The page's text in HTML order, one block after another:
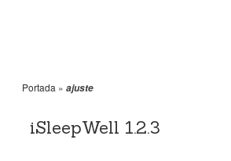
Portada » ajuste
iSleepWell 1.2.3